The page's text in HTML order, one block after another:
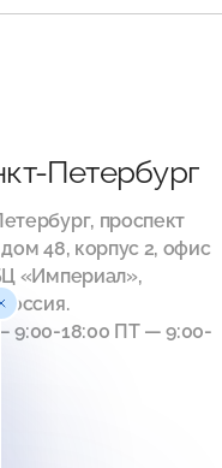
Петербург
проспект
48, корпус 2, офис
«Империал»,
9:00-18:00 ПТ — 9:00-